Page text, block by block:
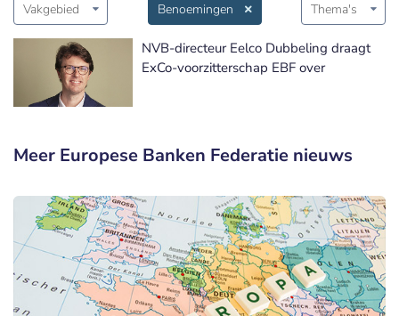
Vakgebied Benoemingen Thema's
NVB-directeur Eelco Dubbeling draagt
ExCo-voorzitterschap EBF over
Meer Europese Banken Federatie nieuws